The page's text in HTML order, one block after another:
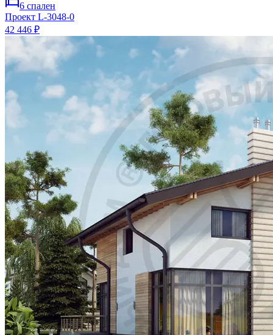
6 спален
Проект L-3048-0
42 446 ₽